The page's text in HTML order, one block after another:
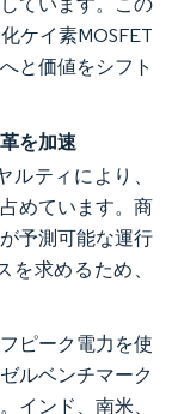
ケイ素MOSFET
と価値をシフト
を加速
ティにより、
めています。商
予測可能な運行
求めるため、
ピーク電力を使
ルベンチマーク
インド、南米、